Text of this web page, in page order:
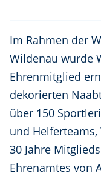
Im Rahmen der
Wildenau wurde
Ehrenmitglied
dekorierten
über 150
und
30 Jahre
Ehrenamtes von